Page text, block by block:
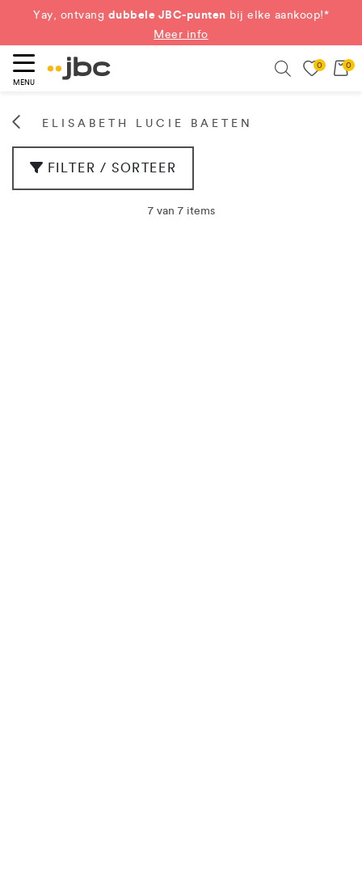
Yay, ontvang dubbele JBC-punten bij elke aankoop!*
Meer info
MENU
0 0
ELISABETH LUCIE BAETEN
FILTER / SORTEER
7 van 7 items